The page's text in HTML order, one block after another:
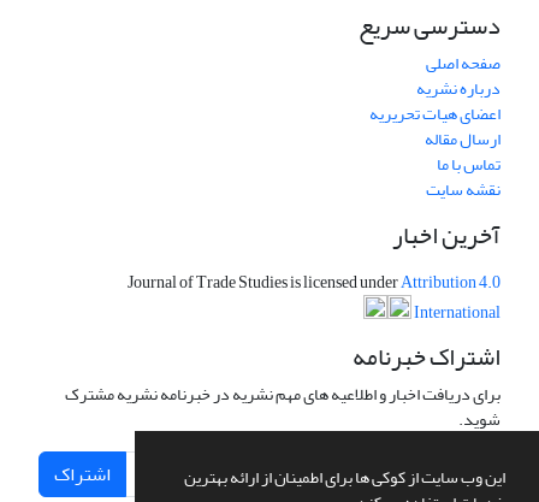
این وب سایت از کوکی ها برای اطمینان از ارائه بهترین
دسترسی سریع
صفحه اصلی
درباره نشریه
اعضای هیات تحریریه
ارسال مقاله
تماس با ما
نقشه سایت
آخرین اخبار
Journal of Trade Studies is licensed underAttribution 4.0
International
اشتراک خبرنامه
برای دریافت اخبار و اطلاعیه های مهم نشریه در خبرنامه نشریه مشترک
شوید.
اشتراک